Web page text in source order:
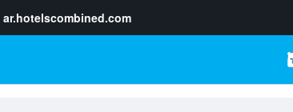
ar.hotelscombined.com